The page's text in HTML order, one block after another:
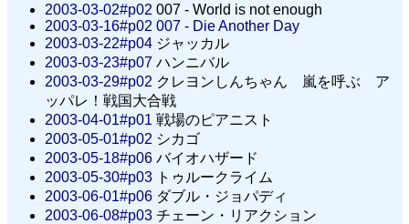
2003-03-02#p02 007 - World is not enough
2003-03-16#p02 007 - Die Another Day
2003-03-22#p04 ジャッカル
2003-03-23#p07 ハンニバル
2003-03-29#p02 クレヨンしんちゃん 嵐を呼ぶ ア
ッパレ！戦国大合戦
2003-04-01#p01 戦場のピアニスト
2003-05-01#p02 シカゴ
2003-05-18#p06 バイオハザード
2003-05-30#p03 トゥルークライム
2003-06-01#p06 ダブル・ジョパディ
2003-06-08#p03 チェーン・リアクション